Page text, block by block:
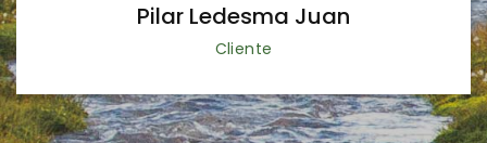
Pilar Ledesma Juan
Cliente